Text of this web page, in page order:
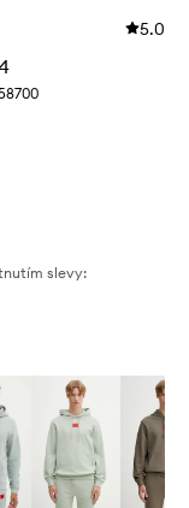
5.0
slevy: